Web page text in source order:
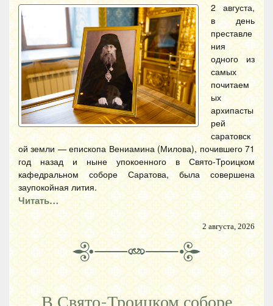
2 августа,
в день
преставле
ния
одного из
самых
почитаем
ых
архипасты
рей
саратовск
ой земли — епископа Вениамина (Милова), почившего 71
год назад и ныне упокоенного в Свято-Троицком
кафедральном соборе Саратова, была совершена
заупокойная лития.
Читать…
2 августа, 2026